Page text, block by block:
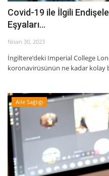
Covid-19 ile İlgili
Eşyaları...
Nisan 30, 2023
İngiltere’deki Imperial College
koronavirüsünün ne kadar kolay
Aile Sağlığı